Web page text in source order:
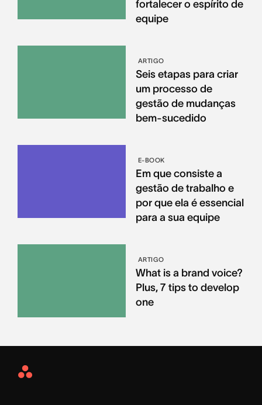
fortalecer o espírito de
equipe
ARTIGO
Seis etapas para criar
um processo de
gestão de mudanças
bem-sucedido
E-BOOK
Em que consiste a
gestão de trabalho e
por que ela é essencial
para a sua equipe
ARTIGO
What is a brand voice?
Plus, 7 tips to develop
one
Asana